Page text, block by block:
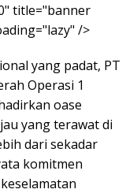
title="banner
/>
yang padat, PT
Operasi 1
oase
yang terawat di
dari sekadar
komitmen